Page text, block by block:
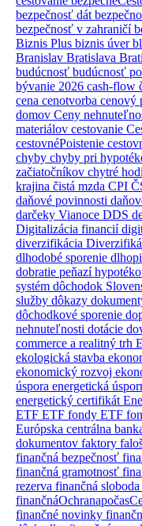
bezpečnosť dát
bezpečnosť v zahraničí
Biznis Plus biznis úver
Branislav Bratislava
budúcnosť budúcnosť
bývanie 2026 cash-flow
cena cenotvorba cenový
domov Ceny
materiálov cestovanie
cestovnéPoistenie
chyby chyby pri
začiatočníkov chytré
krajina čistá mzda CPI
daňové povinnosti
darčeky Vianoce DDS
Digitalizácia financií
diverzifikácia
dlhodobé sporenie
dobratie peňazí
systém dôchodok
služby dôkazy
dôchodkové sporenie
nehnuteľnosti dotácie
commerce a realitný trh
ekologická stavba
ekonomický rozvoj
úspora energetická
energetický certifikát
ETF ETF fondy ETF
Európska centrálna
dokumentov faktory
finančná bezpečnosť
finančná gramotnosť
rezerva finančná sloboda
finančné novinky